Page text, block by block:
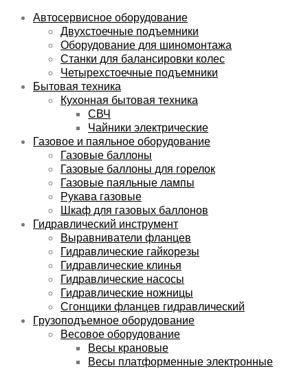
Автосервисное оборудование
Двухстоечные подъемники
Оборудование для шиномонтажа
Станки для балансировки колес
Четырехстоечные подъемники
Бытовая техника
Кухонная бытовая техника
СВЧ
Чайники электрические
Газовое и паяльное оборудование
Газовые баллоны
Газовые баллоны для горелок
Газовые паяльные лампы
Рукава газовые
Шкаф для газовых баллонов
Гидравлический инструмент
Выравниватели фланцев
Гидравлические гайкорезы
Гидравлические клинья
Гидравлические насосы
Гидравлические ножницы
Сгонщики фланцев гидравлический
Грузоподъемное оборудование
Весовое оборудование
Весы крановые
Весы платформенные электронные